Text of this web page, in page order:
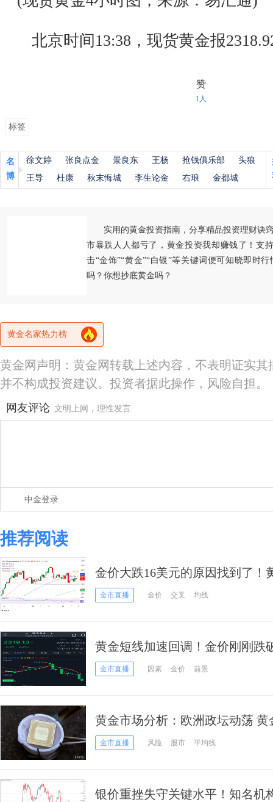
北京时间13:38，现货黄金报
赞
1人
标签
名
博
徐文婷 张良点金 景良东 王杨 抢钱俱乐部
头狼
王导
杜康 秋末悔城 李生论金 右琅 金都城
实用的黄金投资指南，分享精品投资理财诀
市暴跌人人都亏了，黄金投资我却赚钱了！支
击“金饰”“黄金”“白银”等关键词便可知晓即时
吗？你想抄底黄金吗？
黄金名家热力榜
黄金网声明：黄金网转载上述内容，不表明证实
并不构成投资建议。投资者据此操作，风险自担。
网友评论 文明上网，理性发言
中金登录
推荐阅读
金价大跌16美元的原因找到了！
空头瞄准这些目标
金市直播 金价 交叉 均线
黄金短线加速回调！金价刚刚跌
金交易分析
金市直播 因素 金价 前景
黄金市场分析：欧洲政坛动荡
金市直播 风险 股市 平均线
银价重挫失守关键水平！知名机